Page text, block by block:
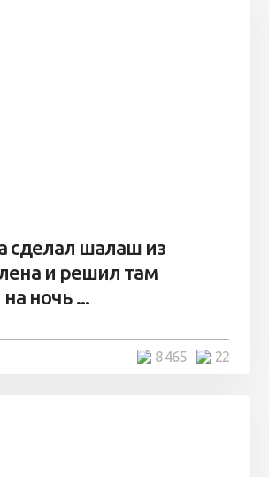
сделал шалаш из
и решил там
на ночь ...
22
8 465